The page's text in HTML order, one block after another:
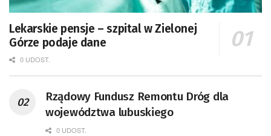
Lekarskie pensje – szpital w Zielonej
Górze podaje dane
0 UDOST.
Rządowy Fundusz Remontu Dróg dla
województwa lubuskiego
0 UDOST.